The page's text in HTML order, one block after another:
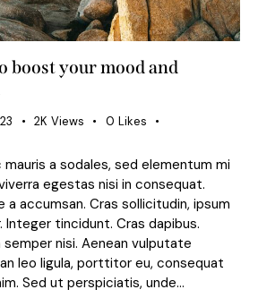
boost your mood and
2K Views 0 Likes
a sodales, sed elementum mi
egestas nisi in consequat.
a accumsan. Cras sollicitudin, ipsum
Integer tincidunt. Cras dapibus.
nisi. Aenean vulputate
leo ligula, porttitor eu, consequat
Sed ut perspiciatis, unde…